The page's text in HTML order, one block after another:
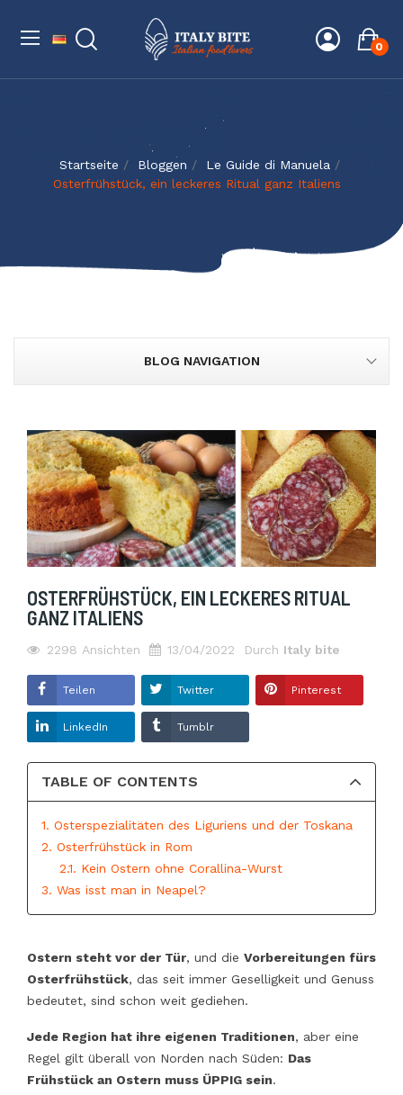
0
Startseite Bloggen
Le Guide di Manuela
Osterfrühstück, ein leckeres Ritual ganz Italiens
BLOG NAVIGATION
OSTERFRÜHSTÜCK, EIN LECKERES RITUAL
GANZ ITALIENS
2298 Ansichten 13/04/2022 Durch Italy bite
Teilen Twitter Pinterest
LinkedIn Tumblr
TABLE OF CONTENTS
1. Osterspezialitäten des Liguriens und der Toskana
2. Osterfrühstück in Rom
2.1. Kein Ostern ohne Corallina-Wurst
3. Was isst man in Neapel?
Ostern steht vor der Tür, und die Vorbereitungen fürs
Osterfrühstück, das seit immer Geselligkeit und Genuss
bedeutet, sind schon weit gediehen.
Jede Region hat ihre eigenen Traditionen, aber eine
Regel gilt überall von Norden nach Süden: Das
Frühstück an Ostern muss ÜPPIG sein.